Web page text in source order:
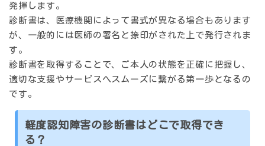
発揮します。
診断書は、医療機関によって書式が異なる場合もあります
が、一般的には医師の署名と捺印がされた上で発行されま
す。
診断書を取得することで、ご本人の状態を正確に把握し、
適切な支援やサービスへスムーズに繋がる第一歩となるの
です。
軽度認知障害の診断書はどこで取得でき
る？